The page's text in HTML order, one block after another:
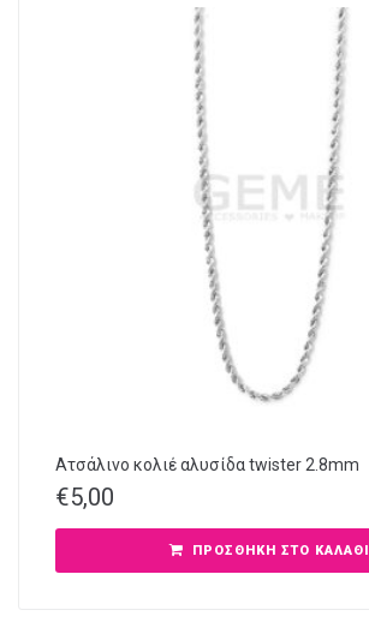
Ατσάλινο κολιέ αλυσίδα twister 2.8mm
€5,00
ΠΡΟΣΘΉΚΗ ΣΤΟ ΚΑΛΆΘΙ